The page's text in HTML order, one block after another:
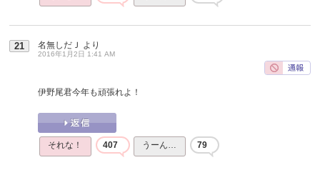
21 名無しだＪ より
2016年1月2日 1:41 AM
伊野尾君今年も頑張れよ！
それな！ 407 うーん… 79